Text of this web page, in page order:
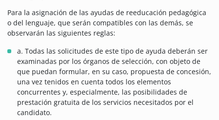
Para la asignación de las ayudas de reeducación pedagógica
o del lenguaje, que serán compatibles con las demás, se
observarán las siguientes reglas:
a. Todas las solicitudes de este tipo de ayuda deberán ser
examinadas por los órganos de selección, con objeto de
que puedan formular, en su caso, propuesta de concesión,
una vez tenidos en cuenta todos los elementos
concurrentes y, especialmente, las posibilidades de
prestación gratuita de los servicios necesitados por el
candidato.